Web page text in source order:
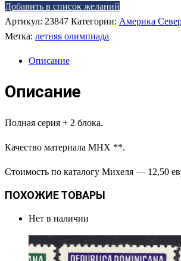
Добавить в список желаний
Артикул: 23847 Категории: Америка
Метка: летняя олимпиада
Описание
Описание
Полная серия + 2 блока.
Качество материала МНХ **.
Стоимость по каталогу Михеля — 12,50
ПОХОЖИЕ ТОВАРЫ
Нет в наличии